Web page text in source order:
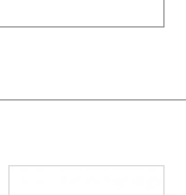
ングされ、シンプルな中